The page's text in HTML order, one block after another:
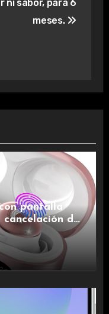
ni sabor, para 6
meses.
pantalla
de
larga duración.